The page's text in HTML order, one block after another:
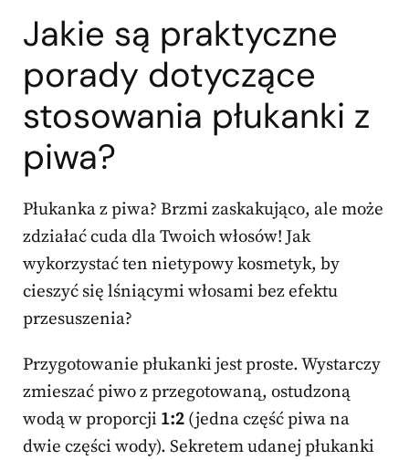
Jakie są praktyczne
porady dotyczące
stosowania płukanki z
piwa?
Płukanka z piwa? Brzmi zaskakująco, ale może
zdziałać cuda dla Twoich włosów! Jak
wykorzystać ten nietypowy kosmetyk, by
cieszyć się lśniącymi włosami bez efektu
przesuszenia?
Przygotowanie płukanki jest proste. Wystarczy
zmieszać piwo z przegotowaną, ostudzoną
wodą w proporcji 1:2 (jedna część piwa na
dwie części wody). Sekretem udanej płukanki